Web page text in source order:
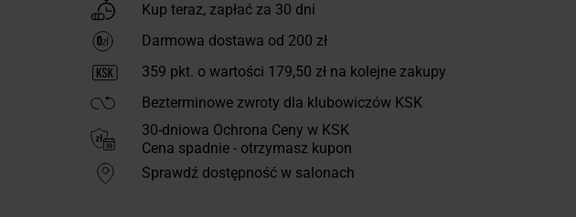
Kup teraz, zapłać za 30 dni
Darmowa dostawa od 200 zł
359 pkt. o wartości 179,50 złna kolejne zakupy
Bezterminowe zwroty dla klubowiczów KSK
30-dniowa Ochrona Ceny w KSK
Cena spadnie - otrzymasz kupon
Sprawdź dostępność w salonach